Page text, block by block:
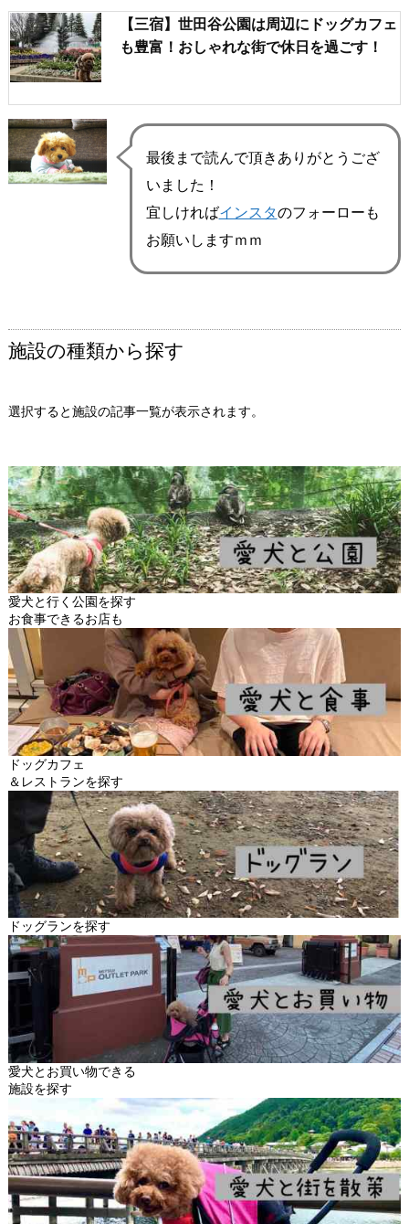
【三宿】世田谷公園は周辺にドッグカフェ
も豊富！おしゃれな街で休日を過ごす！
最後まで読んで頂きありがとうござ
いました！
宜しければインスタのフォーローも
お願いしますｍｍ
施設の種類から探す
選択すると施設の記事一覧が表示されます。
愛犬と行く公園を探す
お食事できるお店も
ドッグカフェ
＆レストランを探す
ドッグランを探す
愛犬とお買い物できる
施設を探す